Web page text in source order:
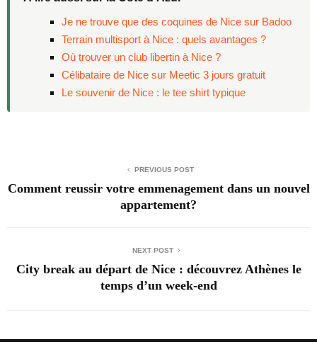
Je ne trouve que des coquines de Nice sur Badoo
Terrain multisport à Nice : quels avantages ?
Où trouver un club libertin à Nice ?
Célibataire de Nice sur Meetic 3 jours gratuit
Le souvenir de Nice : le tee shirt typique
PREVIOUS POST
Comment reussir votre emmenagement dans un nouvel
appartement?
NEXT POST
City break au départ de Nice : découvrez Athènes le
temps d’un week-end